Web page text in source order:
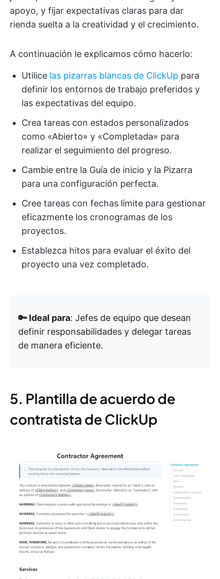
apoyo, y fijar expectativas claras para dar
rienda suelta a la creatividad y el crecimiento.
A continuación le explicamos cómo hacerlo:
Utilice las pizarras blancas de ClickUp para
definir los entornos de trabajo preferidos y
las expectativas del equipo.
Crea tareas con estados personalizados
como «Abierto» y «Completada» para
realizar el seguimiento del progreso.
Cambie entre la Guía de inicio y la Pizarra
para una configuración perfecta.
Cree tareas con fechas límite para gestionar
eficazmente los cronogramas de los
proyectos.
Establezca hitos para evaluar el éxito del
proyecto una vez completado.
🔑 Ideal para: Jefes de equipo que desean
definir responsabilidades y delegar tareas
de manera eficiente.
5. Plantilla de acuerdo de
contratista de ClickUp